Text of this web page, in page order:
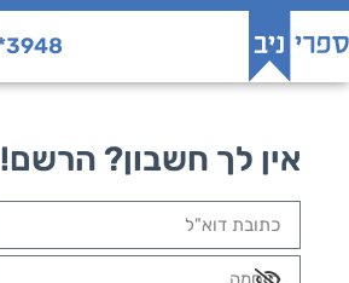
3948*
אין לך חשבון? הרשם!